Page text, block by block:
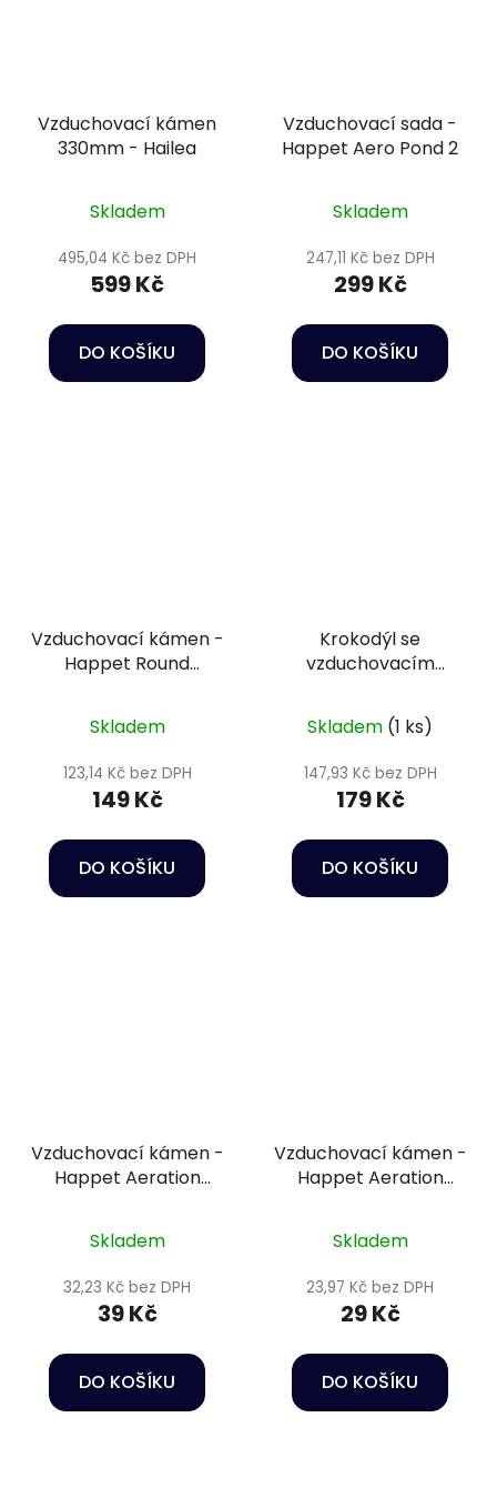
Vzduchovací kámen
330mm - Hailea
Skladem
495,04 Kč bez DPH
599 Kč
DO KOŠÍKU
Vzduchovací sada -
Happet Aero Pond 2
Skladem
247,11 Kč bez DPH
299 Kč
DO KOŠÍKU
Vzduchovací kámen -
Happet Round
Skladem
123,14 Kč bez DPH
149 Kč
DO KOŠÍKU
Krokodýl se
vzduchovacím
do akvária
Skladem (1 ks)
147,93 Kč bez DPH
179 Kč
DO KOŠÍKU
Vzduchovací kámen -
Happet Aeration
Skladem
32,23 Kč bez DPH
39 Kč
DO KOŠÍKU
Vzduchovací kámen -
Happet Aeration
Skladem
23,97 Kč bez DPH
29 Kč
DO KOŠÍKU